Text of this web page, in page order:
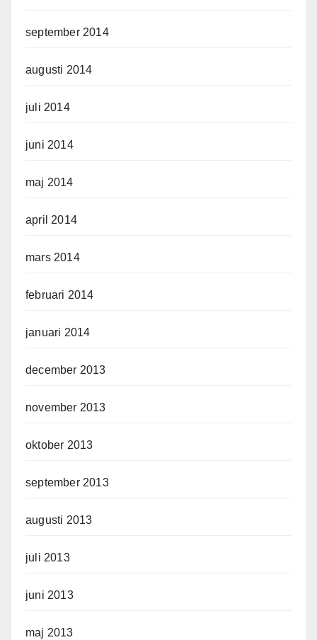
september 2014
augusti 2014
juli 2014
juni 2014
maj 2014
april 2014
mars 2014
februari 2014
januari 2014
december 2013
november 2013
oktober 2013
september 2013
augusti 2013
juli 2013
juni 2013
maj 2013